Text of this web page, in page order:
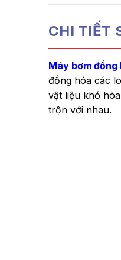
CHI TIẾT
Máy bơm đồng
đồng hóa các
vật liệu khó
trộn với nhau.